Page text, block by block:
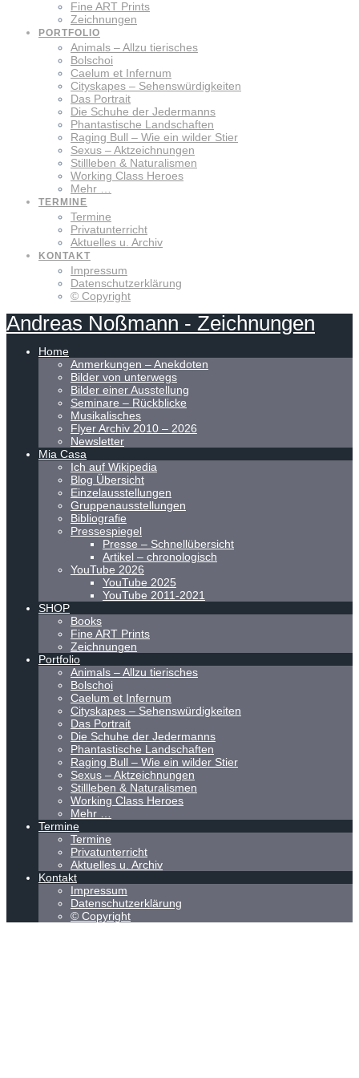
Fine ART Prints
Zeichnungen
PORTFOLIO
Animals – Allzu tierisches
Bolschoi
Caelum et Infernum
Cityskapes – Sehenswürdigkeiten
Das Portrait
Die Schuhe der Jedermanns
Phantastische Landschaften
Raging Bull – Wie ein wilder Stier
Sexus – Aktzeichnungen
Stillleben & Naturalismen
Working Class Heroes
Mehr …
TERMINE
Termine
Privatunterricht
Aktuelles u. Archiv
KONTAKT
Impressum
Datenschutzerklärung
© Copyright
Andreas Noßmann - Zeichnungen
Home
Anmerkungen – Anekdoten
Bilder von unterwegs
Bilder einer Ausstellung
Seminare – Rückblicke
Musikalisches
Flyer Archiv 2010 – 2026
Newsletter
Mia Casa
Ich auf Wikipedia
Blog Übersicht
Einzelausstellungen
Gruppenausstellungen
Bibliografie
Pressespiegel
Presse – Schnellübersicht
Artikel – chronologisch
YouTube 2026
YouTube 2025
YouTube 2011-2021
SHOP
Books
Fine ART Prints
Zeichnungen
Portfolio
Animals – Allzu tierisches
Bolschoi
Caelum et Infernum
Cityskapes – Sehenswürdigkeiten
Das Portrait
Die Schuhe der Jedermanns
Phantastische Landschaften
Raging Bull – Wie ein wilder Stier
Sexus – Aktzeichnungen
Stillleben & Naturalismen
Working Class Heroes
Mehr …
Termine
Termine
Privatunterricht
Aktuelles u. Archiv
Kontakt
Impressum
Datenschutzerklärung
© Copyright